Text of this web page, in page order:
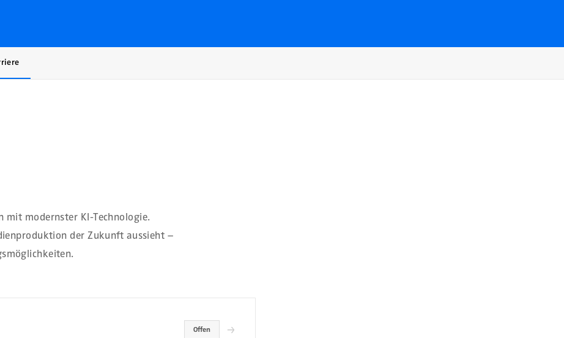
modernster KI-Technologie.
der Zukunft aussieht –
Offen →